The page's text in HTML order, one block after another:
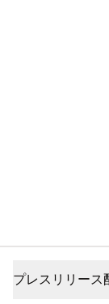
プレスリリース